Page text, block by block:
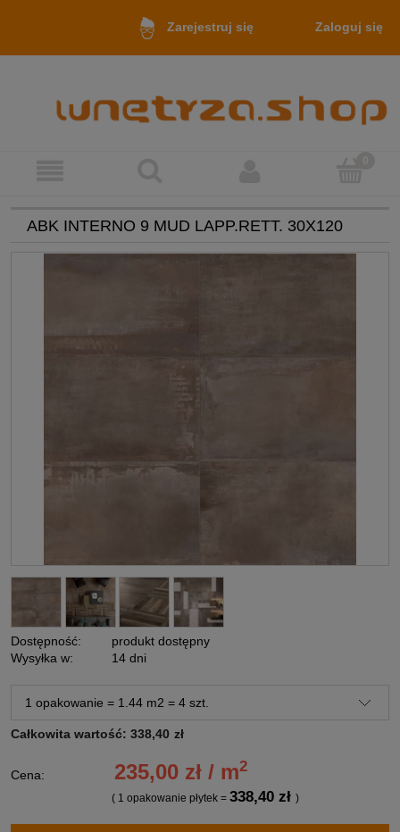
Zarejestruj się Zaloguj się
ABK INTERNO 9 MUD LAPP.RETT. 30X120
Dostępność:
produkt dostępny
Wysyłka w:
14 dni
Całkowita wartość: 338,40 zł
Cena: 235,00 zł / m2
( 1opakowanie płytek =338,40 zł)